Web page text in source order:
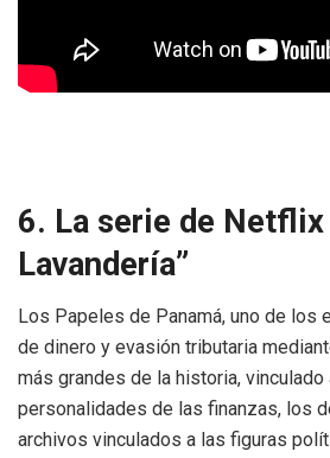
6. La serie de Netflix
Lavandería”
Los Papeles de Panamá, uno de los
de dinero y evasión tributaria
más grandes de la historia,
personalidades de las finanzas, los
archivos vinculados a las figuras